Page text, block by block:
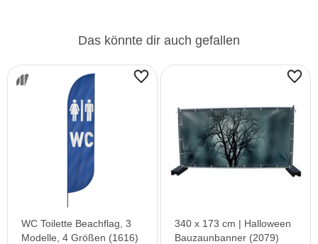
Das könnte dir auch gefallen
WC Toilette Beachflag, 3
Modelle, 4 Größen (1616)
340 x 173 cm | Halloween
Bauzaunbanner (2079)